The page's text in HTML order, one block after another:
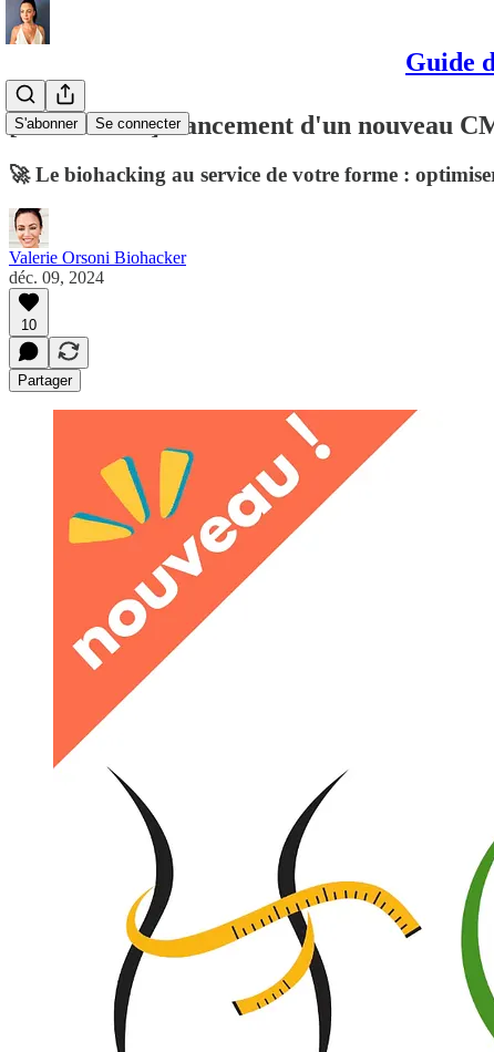
Guide
S'abonner Se connecter
[ANNONCE] Lancement d'un nouveau
🚀 Le biohacking au service de votre forme :
Valerie Orsoni Biohacker
déc. 09, 2024
10
Partager